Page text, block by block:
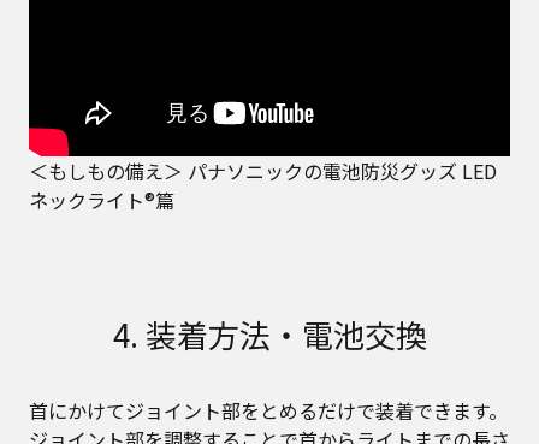
＜もしもの備え＞ パナソニックの電池防災グッズ LED
ネックライト®篇
4. 装着方法・電池交換
首にかけてジョイント部をとめるだけで装着できます。